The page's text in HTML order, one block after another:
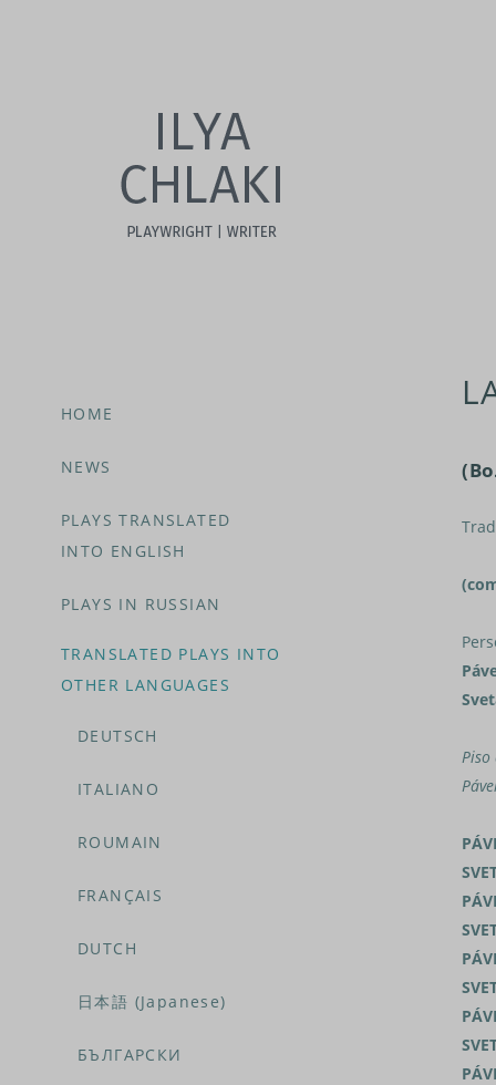
HOME
NEWS
PLAYS TRANSLATED
INTO ENGLISH
PLAYS IN RUSSIAN
TRANSLATED PLAYS INTO
OTHER LANGUAGES
DEUTSCH
ITALIANO
ROUMAIN
FRANÇAIS
DUTCH
日本語 (Japanese)
БЪЛГАРСКИ